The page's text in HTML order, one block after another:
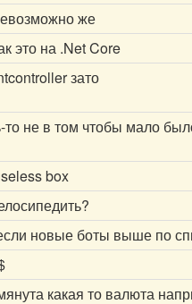
же
это на .Net Core
зато
то не в том чтобы мало
box
новые боты выше по
какая то валюта